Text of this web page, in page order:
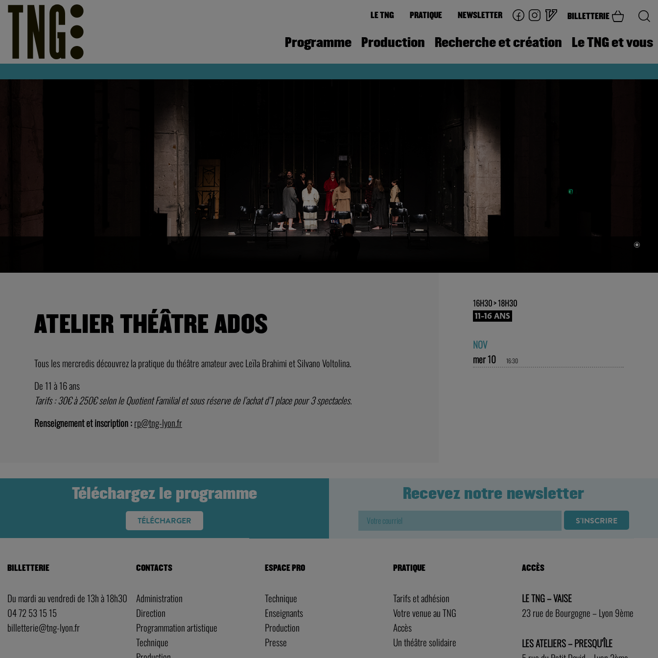
LE TNG PRATIQUE NEWSLETTER BILLETTERIE
Programme Production Recherche et création Le TNG et vous
ATELIER THÉÂTRE ADOS
Tous les mercredis découvrez la pratique du théâtre amateur avec Leïla Brahimi et Silvano Voltolina.
De 11 à 16 ans
Tarifs : 30€ à 250€ selon le Quotient Familial et sous réserve de l’achat d’1 place pour 3 spectacles.
Renseignement et inscription :rp@tng-lyon.fr
16H30 > 18H30
11-16 ANS
NOV
mer 10
16:30
Téléchargez le programme
TÉLÉCHARGER
Recevez notre newsletter
BILLETTERIE
Du mardi au vendredi de 13h à 18h30
04 72 53 15 15
billetterie@tng-lyon.fr
CONTACTS
Administration
Direction
Programmation artistique
Technique
ESPACE PRO
Technique
Enseignants
Production
Presse
PRATIQUE
Tarifs et adhésion
Votre venue au TNG
Accès
Un théâtre solidaire
ACCÈS
LE TNG – VAISE
23 rue de Bourgogne – Lyon 9ème
LES ATELIERS – PRESQU’ÎLE